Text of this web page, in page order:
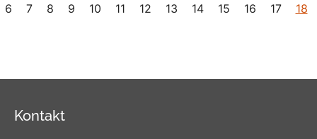
6 7 8 9 10 11 12 13 14 15 16 17 18
Kontakt